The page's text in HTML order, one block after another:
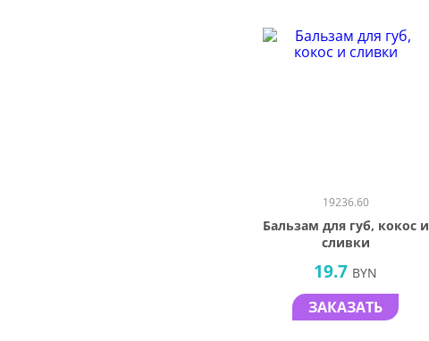
19236.60
Бальзам для губ, кокос и
сливки
19.7 BYN
ЗАКАЗАТЬ